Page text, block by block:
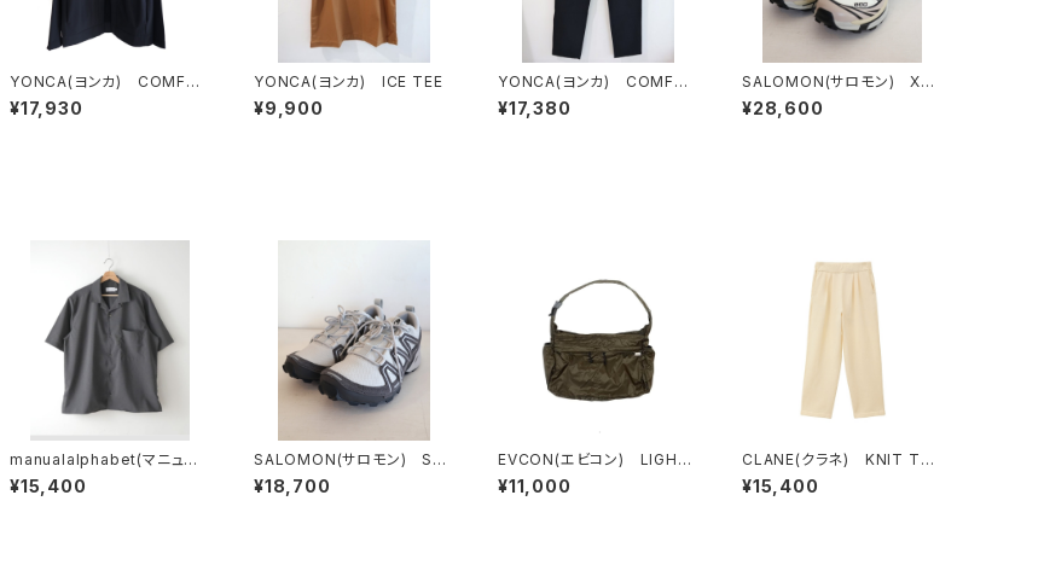
YONCA(ヨンカ) COMFOR
T TECH FLEECE CARDIG
AN
¥17,930
YONCA(ヨンカ) ICE TEE
¥9,900
YONCA(ヨンカ) COMFOR
TABLE PANTS
¥17,380
SALOMON(サロモン) XTｰ
6 VanilaIce/Black/Silver
Cloud
¥28,600
manualalphabet(マニュア
ルアルファベット) DRY TR
OPICAL OPEN COLLAR S
¥15,400
SALOMON(サロモン) SPE
EDCROSS 3 EXPANSE L
unarRock/Castlerock/Ft
¥18,700
EVCON(エビコン) LIGHT
WEIGHT NYLON SHOULD
ER BAG
¥11,000
CLANE(クラネ) KNIT TU
CK PANTS
¥15,400